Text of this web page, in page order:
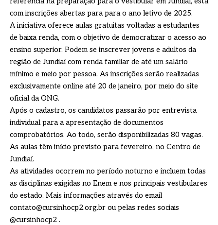
com inscrições abertas para para o ano letivo de 2025.
A iniciativa oferece aulas gratuitas voltadas a estudantes
de baixa renda, com o objetivo de democratizar o acesso ao
ensino superior. Podem se inscrever jovens e adultos da
região de Jundiaí com renda familiar de até um salário
mínimo e meio por pessoa. As inscrições serão realizadas
exclusivamente online até 20 de janeiro, por meio do site
oficial da ONG.
Após o cadastro, os candidatos passarão por entrevista
individual para a apresentação de documentos
comprobatórios. Ao todo, serão disponibilizadas 80 vagas.
As aulas têm início previsto para fevereiro, no Centro de
Jundiaí.
As atividades ocorrem no período noturno e incluem todas
as disciplinas exigidas no Enem e nos principais vestibulares
do estado. Mais informações através do email
contato@cursinhocp2.org.br ou pelas redes sociais
@cursinhocp2 .